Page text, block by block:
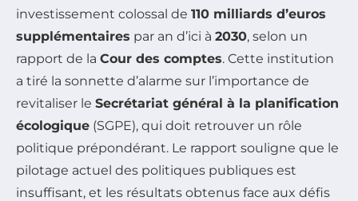
investissement colossal de 110 milliards d’euros
supplémentaires par an d’ici à 2030, selon un
rapport de la Cour des comptes. Cette institution
a tiré la sonnette d’alarme sur l’importance de
revitaliser le Secrétariat général à la planification
écologique (SGPE), qui doit retrouver un rôle
politique prépondérant. Le rapport souligne que le
pilotage actuel des politiques publiques est
insuffisant, et les résultats obtenus face aux défis